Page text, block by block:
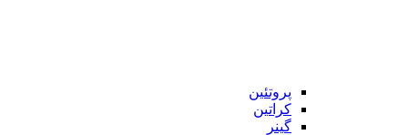
پروتئین
کراتین
گینر